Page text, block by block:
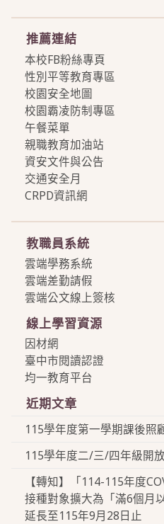
推薦連結
本校FB粉絲專頁
性別平等教育專區
校園安全地圖
校園霸凌防制專區
午餐菜單
親職教育加油站
資安文件與公告
交通安全月
CRPD資訊網
教職員系統
雲端學務系統
雲端差勤請假
雲端公文線上簽核
線上學習資源
因材網
臺中市閱讀認證
均一教育平台
近期文章
115學年度第一學期課後照
115學年度二/三/四年級開
【轉知】「114-115年度
接種對象擴大為「滿6個月
延長至115年9月28日止